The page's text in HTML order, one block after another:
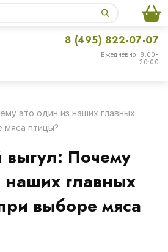
Ежедневно: 8:00-
20:00
8 (495) 822-07-07
это один из наших главных
мяса птицы?
Почему
наших главных
выборе мяса